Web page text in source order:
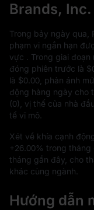
Brands,
Trong bảy ngày qua,
phạm vi ngắn hạn
vực . Trong giai
đóng phiên trước là
là $0.00 , phản ánh
động hàng ngày cho
(0), vị thế của nhà
tế vĩ mô.
Xét về khía cạnh
+26.00% trong tháng
tháng gần đây, cho
khác cùng ngành.
Hướng dẫn